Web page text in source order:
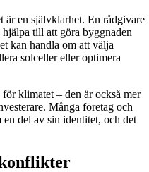
är en självklarhet. En rådgivare
till att göra byggnaden
kan handla om att välja
solceller eller optimera
klimatet – den är också mer
Många företag och
del av sin identitet, och det